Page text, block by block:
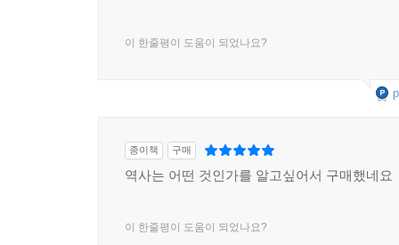
이 한줄평이 도움이 되었나요?
종이책 구매
역사는 어떤 것인가를 알고싶어서 구매했네요
이 한줄평이 도움이 되었나요?